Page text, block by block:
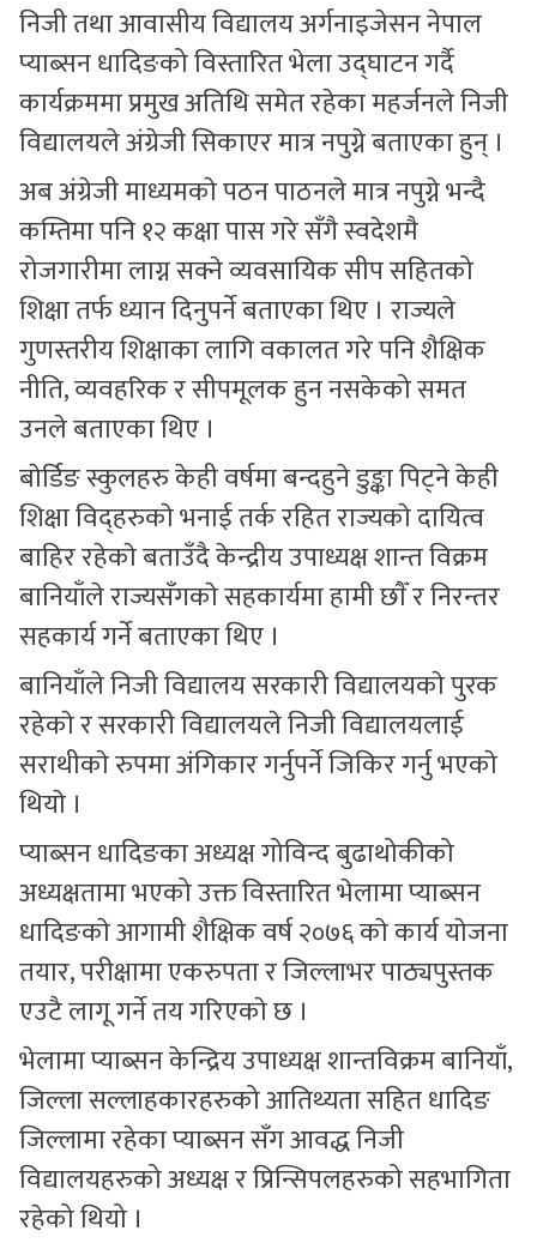
निजी तथा आवासीय विद्यालय अर्गनाइजेसन नेपाल
प्याब्सन धादिङको विस्तारित भेला उद्घाटन गर्दै
कार्यक्रममा प्रमुख अतिथि समेत रहेका महर्जनले निजी
विद्यालयले अंग्रेजी सिकाएर मात्र नपुग्ने बताएका हुन् ।
अब अंग्रेजी माध्यमकाे पठन पाठनले मात्र नपुग्ने भन्दै
कम्तिमा पनि १२ कक्षा पास गरे सँगै स्वदेशमै
रोजगारीमा लाग्न सक्ने व्यवसायिक सीप सहितको
शिक्षा तर्फ ध्यान दिनुपर्ने बताएका थिए । राज्यले
गुणस्तरीय शिक्षाका लागि वकालत गरे पनि शैक्षिक
नीति, व्यवहरिक र सीपमूलक हुन नसकेको समत
उनले बताएका थिए ।
बाेर्डिङ स्कुलहरु केही वर्षमा बन्दहुने डुङ्का पिट्ने केही
शिक्षा विद्हरुकाे भनाई तर्क रहित राज्यकाे दायित्व
बाहिर रहेकाे बताउँदै केन्द्रीय उपाध्यक्ष शान्त विक्रम
बानियाँले राज्यसँगकाे सहकार्यमा हामी छाैँ र निरन्तर
सहकार्य गर्ने बताएका थिए ।
बानियाँले निजी विद्यालय सरकारी विद्यालयकाे पुरक
रहेकाे र सरकारी विद्यालयले निजी विद्यालयलाई
सराथीकाे रुपमा अंगिकार गर्नुपर्ने जिकिर गर्नु भएकाे
थियाे ।
प्याब्सन धादिङका अध्यक्ष गोविन्द बुढाथोकीको
अध्यक्षतामा भएको उक्त विस्तारित भेलामा प्याब्सन
धादिङकाे आगामी शैक्षिक वर्ष २०७६ काे कार्य याेजना
तयार, परीक्षामा एकरुपता र जिल्लाभर पाठ्यपुस्तक
एउटै लागू गर्ने तय गरिएकाे छ ।
भेलामा प्याब्सन केन्द्रिय उपाध्यक्ष शान्तविक्रम बानियाँ,
जिल्ला सल्लाहकारहरुको आतिथ्यता सहित धादिङ
जिल्लामा रहेका प्याब्सन सँग आवद्ध निजी
विद्यालयहरुको अध्यक्ष र प्रिन्सिपलहरुको सहभागिता
रहेको थियो ।